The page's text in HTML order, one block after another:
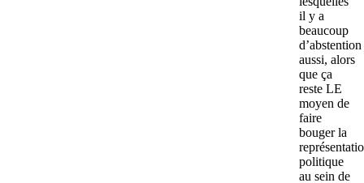
il y a
beaucoup
d’abstention
aussi, alors
que ça
reste LE
moyen de
faire
bouger la
politique
au sein de